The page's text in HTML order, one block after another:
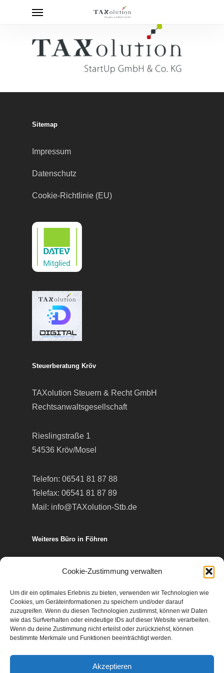
Cookie-Zustimmung verwalten
Um dir ein optimales Erlebnis zu bieten, verwenden wir Technologien wie
Cookies, um Geräteinformationen zu speichern und/oder darauf
zuzugreifen. Wenn du diesen Technologien zustimmst, können wir Daten
wie das Surfverhalten oder eindeutige IDs auf dieser Website verarbeiten.
Wenn du deine Zustimmung nicht erteilst oder zurückziehst, können
bestimmte Merkmale und Funktionen beeinträchtigt werden.
Akzeptieren
Menu
Sitemap
Impressum
Datenschutz
Cookie-Richtlinie (EU)
Steuerberatung Kröv
TAXolution Steuern & Recht GmbH
Rechtsanwaltsgesellschaft
Rieslingstraße 1
54536 Kröv/Mosel
Telefon: 06541 81 87 88
Telefax: 06541 81 87 89
Mail: info@TAXolution-Stb.de
Weiteres Büro in Föhren
Telefon: 06502 99 95 80
Telefax: 06502 99 95 899
Mail:info@TAXolution-Stb.de